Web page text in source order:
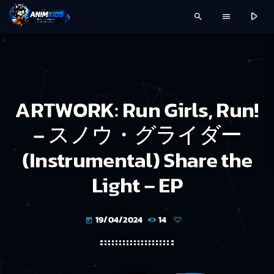
search menu play_arrow
ARTWORK: Run Girls, Run!
– スノウ・グライダー
(Instrumental) Share the
Light – EP
today 19/04/2024 14